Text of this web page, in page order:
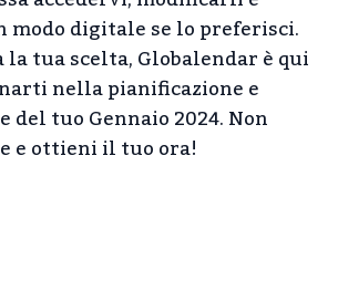
digitale se lo preferisci.
la tua scelta, Globalendar è qui
nella pianificazione e
del tuo Gennaio 2024. Non
e ottieni il tuo ora!